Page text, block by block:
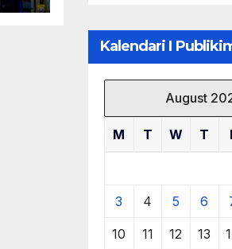
Kalendari I
August
M T W T
3 4 5 6
10 11 12 13